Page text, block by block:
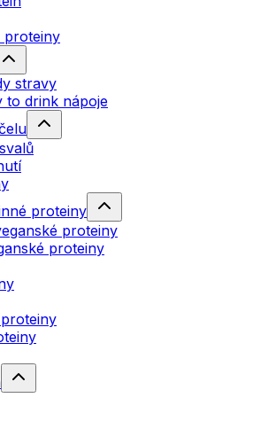
proteiny
stravy
to drink nápoje
proteiny
proteiny
proteiny